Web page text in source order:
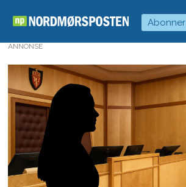
Abonner
ANNONSE